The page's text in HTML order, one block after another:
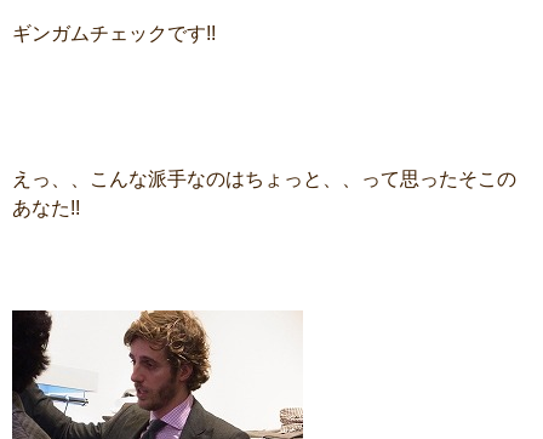
ギンガムチェックです!!
えっ、、こんな派手なのはちょっと、、って思ったそこの
あなた!!